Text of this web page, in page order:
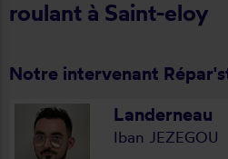
roulant à Saint-eloy
Notre intervenant
Landerneau
Iban JEZEGOU